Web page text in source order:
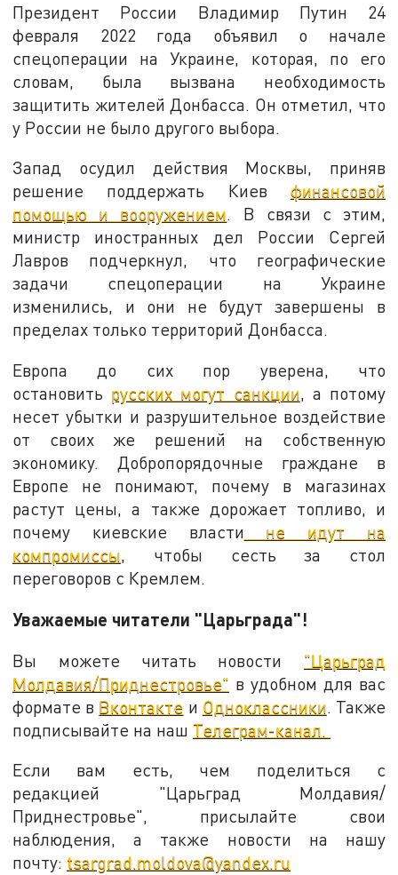
Президент России Владимир Путин 24
февраля 2022 года объявил о начале
спецоперации на Украине, которая, по его
словам, была вызвана необходимость
защитить жителей Донбасса. Он отметил, что
у России не было другого выбора.
Запад осудил действия Москвы, приняв
решение поддержать Киев финансовой
помощью и вооружением. В связи с этим,
министр иностранных дел России Сергей
Лавров подчеркнул, что географические
задачи спецоперации на Украине
изменились, и они не будут завершены в
пределах только территорий Донбасса.
Европа до сих пор уверена, что
остановить русских могут санкции, а потому
несет убытки и разрушительное воздействие
от своих же решений на собственную
экономику. Добропорядочные граждане в
Европе не понимают, почему в магазинах
растут цены, а также дорожает топливо, и
почему киевские власти не идут на
компромиссы, чтобы сесть за стол
переговоров с Кремлем.
Уважаемые читатели "Царьграда"!
Вы можете читать новости "Царьград
Молдавия/Приднестровье" в удобном для вас
формате в Вконтакте и Одноклассники . Также
подписывайте на наш Телеграм-канал.
Если вам есть, чем поделиться с
редакцией "Царьград Молдавия/
Приднестровье", присылайте свои
наблюдения, а также новости на нашу
почту: tsargrad.moldova@yandex.ru